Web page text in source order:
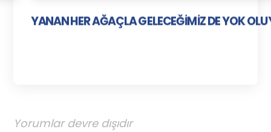
YANAN HER AĞAÇLA GELECEĞİMİZ DE YOK
Yorumlar devre dışıdır